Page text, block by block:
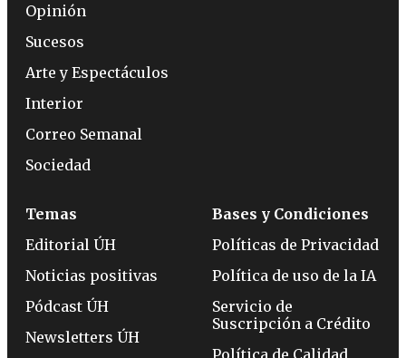
Opinión
Sucesos
Arte y Espectáculos
Interior
Correo Semanal
Sociedad
Temas
Editorial ÚH
Noticias positivas
Pódcast ÚH
Newsletters ÚH
Bases y Condiciones
Políticas de Privacidad
Política de uso de la IA
Servicio de
Suscripción a Crédito
Política de Calidad